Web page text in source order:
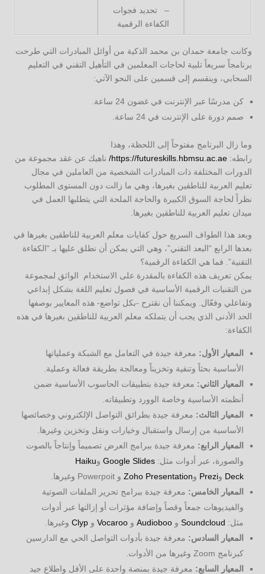
– تحديد فجوات
الكفاءة الرقمية
وكانت جامعة حمدان بن محمد الذكية من أوائل المبادرات التي طرحت
برنامجاً سريعاً تلبية لحاجات المعلمين في التأهيل التقني في التعليم
السحابي، وينقسم إلى قسمين على النحو الآتي:
كن مدرسًا عبر الإنترنت في غضون 24 ساعة.
صمم دورة على الإنترنت في 24 ساعة.
وما زال البرنامج مفتوحاً إلى اللحظة، وهذا
رابطه: https://futureskills.hbmsu.ac.ae/
ناهيك عن عقد مجموعة من
الدورات المختلفة ذات المبادرات الشخصية من العاملين في مجال
تعليم العربية للناطقين بغيرها، وهي ما زالت دون المستوى المطلوب
نظراً لحاجة السوق الكبيرة والحاجة الملحة التي يتطلبها العمل في
ميدان تعليم العربية للناطقين بغيرها.
وبعد هذا الطواف السريع حول كفايات معلم العربية للناطقين بغيرها في
بعدها الرابع “البعد التقني”، وهي التي يمكن أن نطلق عليها بـ “الكفاءة
التقنية”. فما هي الكفاءة الرقمية؟
يمكن تعريف هذه الكفاءة بالمقدرة على الاستخدام الواثق لمجموعة
من التقنيات الرقمية الأساسية في فصول تعليم اللغة بشكل إبداعي
وتفاعلي وفعّال. ويمكننا أن نقترح -بكل تواضع- هذه المعايير بوصفها
الحد الأدنى الذي يجب أن يتملكه معلم العربية للناطقين بغيرها في هذه
الكفاءة:
المعيار الأول: معرفة جيدة في التعامل مع الشبكة وعملياتها
الأساسية بحثاً وتنقية وتخزيناً ومعالجة بطريقة فعالة وعملية.
المعيار الثاني: معرفة جيدة بتطبيقات الحاسوب الأساسية ضمن
أنظمته الأساسية وخاصة الوورد وتطبيقاته.
المعيار الثالث: معرفة جيدة بطرائق التواصل الإلكتروني وخصائصها
الأساسية من إرسال واستقبال وخيارات ونقل وتخزين وغيرها.
المعيار الرابع: معرفة جيدة ببرامج العرض تصميماً وإنتاجاً بالصوت
والصورة، عبر أدوات مثل: Google Slides وHaiku
Deck وPrezi وZoho Presentation و Powerpoit وغيرها.
المعيار الخامس: معرفة جيدة ببرامج تحرير الملفات الصوتية
والفيديوهات جمعاً وقصاً وإضافة مؤثرات أو إزالتها عبر أدوات
مثل: Soundcloud و Audioboo و Vocaroo و Clyp وغيرها.
المعيار السادس: معرفة جيدة بأدوات التواصل الحي مع الدارسين
كبرنامج Zoom وغيرها من الأدوات.
المعيار السابع: معرفة جيدة بمنصة واحدة على الأقل واطلاع جيد